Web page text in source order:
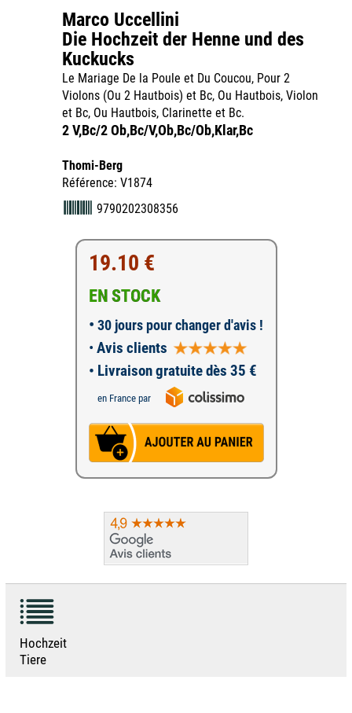
Marco Uccellini
Die Hochzeit der Henne und des
Kuckucks
Le Mariage De la Poule et Du Coucou, Pour 2
Violons (Ou 2 Hautbois) et Bc, Ou Hautbois, Violon
et Bc, Ou Hautbois, Clarinette et Bc.
2 V,Bc/2 Ob,Bc/V,Ob,Bc/Ob,Klar,Bc
Thomi-Berg
Référence: V1874
9790202308356
19.10 €
EN STOCK
• 30 jours pour changer d'avis !
• Avis clients
• Livraison gratuite dès 35 €
en France par
Hochzeit
Tiere